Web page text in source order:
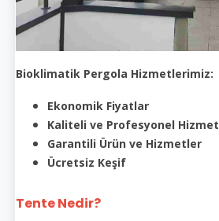
Bioklimatik Pergola Hizmetlerimiz:
Ekonomik Fiyatlar
Kaliteli ve Profesyonel Hizmet
Garantili Ürün ve Hizmetler
Ücretsiz Keşif
Tente Nedir?